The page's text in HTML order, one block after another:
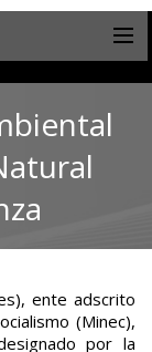
ente adscrito
(Minec),
por la